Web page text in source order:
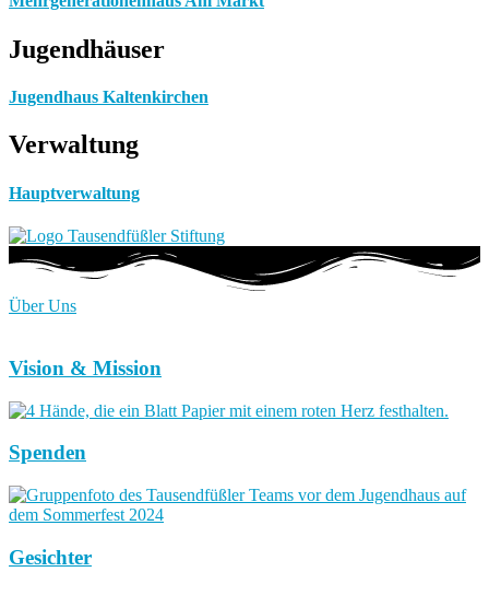
Jugendhäuser
Jugendhaus Kaltenkirchen
Verwaltung
Hauptverwaltung
Über Uns
Vision & Mission
Spenden
Gesichter